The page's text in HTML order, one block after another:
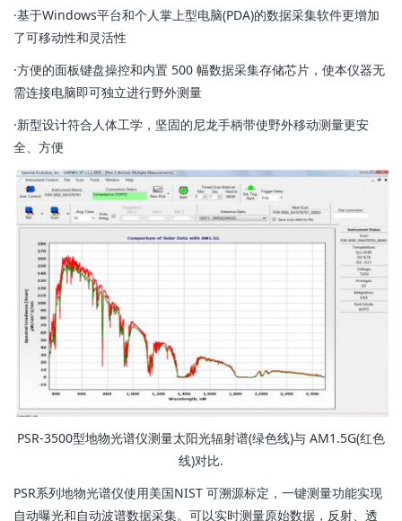
·基于Windows平台和个人掌上型电脑(PDA)的数据采集软件更增加
了可移动性和灵活性
·方便的面板键盘操控和内置 500 幅数据采集存储芯片，使本仪器无
需连接电脑即可独立进行野外测量
·新型设计符合人体工学，坚固的尼龙手柄带使野外移动测量更安
全、方便
PSR-3500型地物光谱仪测量太阳光辐射谱(绿色线)与 AM1.5G(红色
线)对比.
PSR系列地物光谱仪使用美国NIST 可溯源标定，一键测量功能实现
自动曝光和自动波谱数据采集。可以实时测量原始数据，反射、透